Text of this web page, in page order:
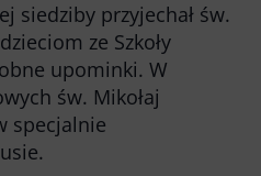
Pojazdów
Inne
siedziby przyjechał św.
ze Szkoły
upominki. W
św. Mikołaj
specjalnie